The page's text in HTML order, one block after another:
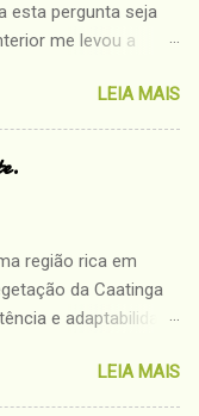
esta pergunta seja
me levou a
hoje mostrarei
teve o prazer de
MELANCIA-
populares:
vermelho, juá-ti,
mingola. Espécie
de Melancia-da-
da América do
LEIA MAIS
região rica em
da Caatinga
e adaptabilidade
região, as flores
não apenas
LEIA MAIS